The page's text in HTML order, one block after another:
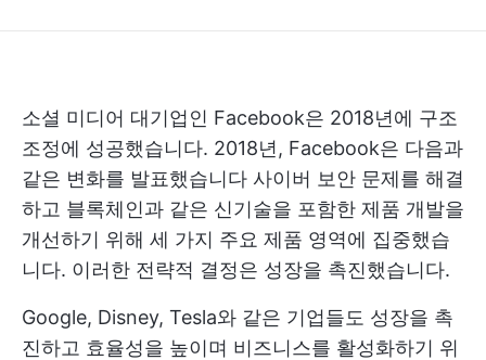
소셜 미디어 대기업인 Facebook은 2018년에 구조
조정에 성공했습니다. 2018년, Facebook은 다음과
같은 변화를 발표했습니다 사이버 보안 문제를 해결
하고 블록체인과 같은 신기술을 포함한 제품 개발을
개선하기 위해 세 가지 주요 제품 영역에 집중했습
니다. 이러한 전략적 결정은 성장을 촉진했습니다.
Google, Disney, Tesla와 같은 기업들도 성장을 촉
진하고 효율성을 높이며 비즈니스를 활성화하기 위